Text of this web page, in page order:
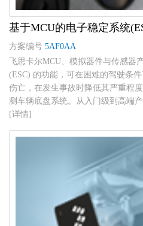
基于MCU的电子稳定系统
方案编号 5AF0AA
飞思卡尔MCU、模拟器件与传感器
(ESC) 的功能，可在困难的驾驶条
伤亡，在发生事故时降低其严重程
测车辆底盘系统。从入门级到高端
[详情]